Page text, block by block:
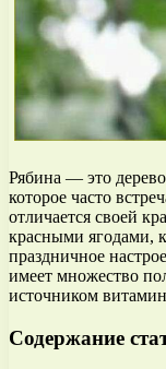
Рябина — это
которое часто
отличается своей
красными ягодами,
праздничное
имеет множество
источником
Содержание